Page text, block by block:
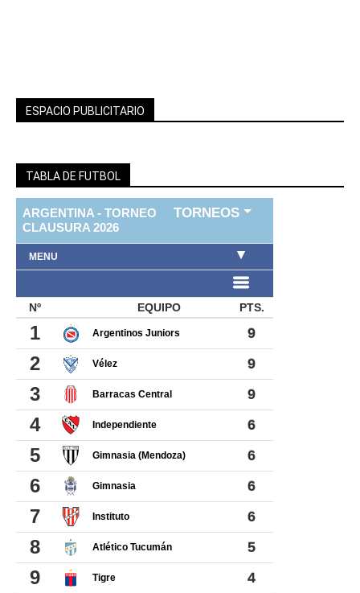
ESPACIO PUBLICITARIO
TABLA DE FUTBOL